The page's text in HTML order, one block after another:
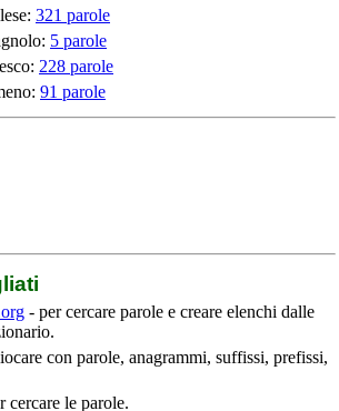
321 parole
5 parole
228 parole
91 parole
- per cercare parole e creare elenchi dalle
con parole, anagrammi, suffissi, prefissi,
cercare le parole.